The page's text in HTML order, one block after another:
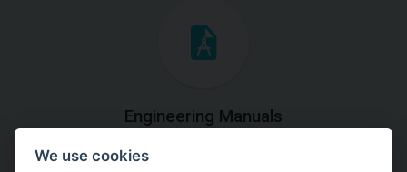
Engineering Manuals
Step by steps guides on how
We use cookies